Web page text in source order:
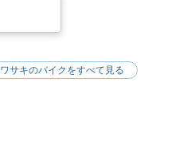
サキのバイクをすべて見る